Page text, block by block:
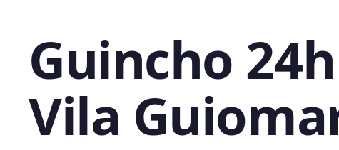
Guincho
Vila